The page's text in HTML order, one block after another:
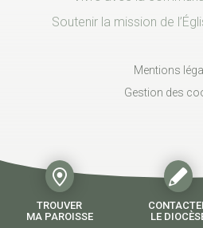
TROUVER
MA PAROISSE
LE
Soutenir la mission de
Mentions
Gestion des